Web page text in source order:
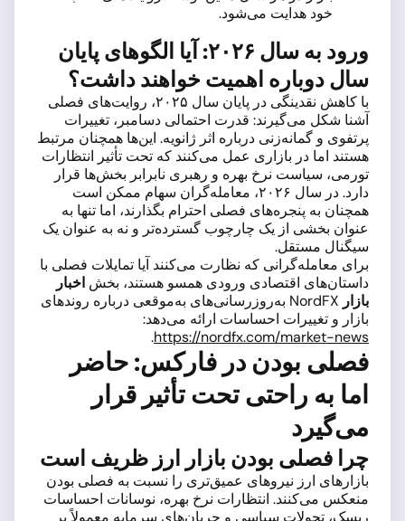
خود هدایت می‌شود.
ورود به سال ۲۰۲۶: آیا الگوهای پایان
سال دوباره اهمیت خواهند داشت؟
با کاهش نقدینگی در پایان سال ۲۰۲۵، روایت‌های فصلی
آشنا شکل می‌گیرند: قدرت احتمالی دسامبر، تغییرات
پرتفوی و گمانه‌زنی درباره اثر ژانویه. این‌ها همچنان مرتبط
هستند اما در بازاری عمل می‌کنند که تحت تأثیر انتظارات
تورمی، سیاست نرخ بهره و رهبری نابرابر بخش‌ها قرار
دارد. در سال ۲۰۲۶، معامله‌گران سهام ممکن است
همچنان به پنجره‌های فصلی احترام بگذارند، اما تنها به
عنوان بخشی از یک چارچوب گسترده‌تر و نه به عنوان یک
سیگنال مستقل.
برای معامله‌گرانی که نظارت می‌کنند آیا تمایلات فصلی با
داستان‌های اقتصادی ورودی همسو هستند، بخش اخبار
بازار
NordFX به‌روزرسانی‌های به‌موقعی درباره روندهای
بازار و تغییرات احساسات ارائه می‌دهد:
https://nordfx.com/market-news
.
فصلی بودن در فارکس: حاضر
اما به راحتی تحت تأثیر قرار
می‌گیرد
چرا فصلی بودن بازار ارز ظریف است
بازارهای ارز نیروهای عمیق‌تری را نسبت به فصلی بودن
منعکس می‌کنند. انتظارات نرخ بهره، نوسانات احساسات
ریسک، تحولات سیاسی و جریان‌های سرمایه معمولاً بر